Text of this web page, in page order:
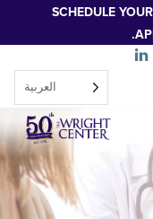
الرئيسي
العربية‏